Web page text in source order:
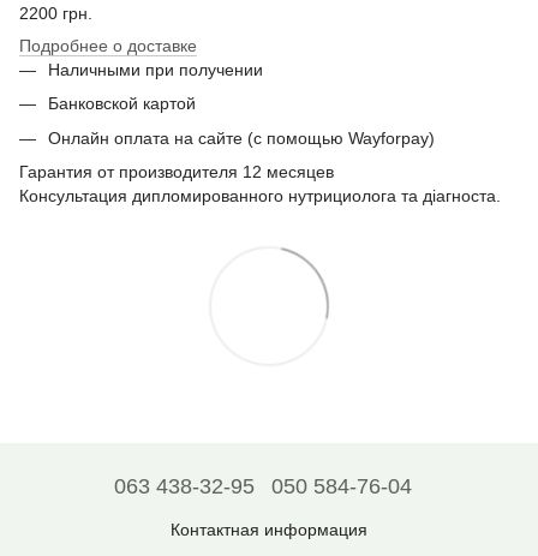
2200 грн.
Подробнее о доставке
Наличными при получении
Банковской картой
Онлайн оплата на сайте (с помощью Wayforpay)
Гарантия от производителя 12 месяцев
Консультация дипломированного нутрициолога та діагноста.
063 438-32-95 050 584-76-04
Контактная информация